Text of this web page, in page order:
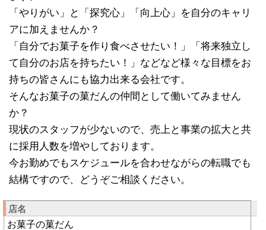
「やりがい」と「探究心」「向上心」を自分のキャリ
アに加えませんか？
「自分でお菓子を作り食べさせたい！」「将来独立し
て自分のお店を持ちたい！」などなど様々な目標をお
持ちの皆さんにも協力出来る会社です。
そんなお菓子の菓だんの仲間として働いてみません
か？
現状のスタッフが少ないので、売上と事業の拡大と共
に採用人数を増やしております。
今お勤めでもスケジュールを合わせながらの転職でも
結構ですので、どうぞご相談ください。
店名
お菓子の菓だん